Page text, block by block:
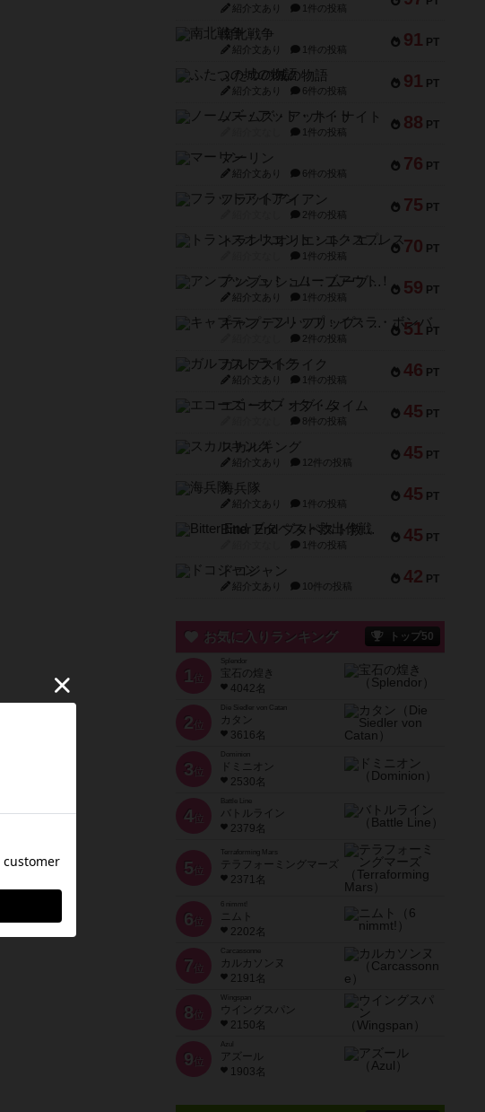
紹介文あり 1件の投稿
91 PT
南北戦争
紹介文あり 1件の投稿
91 PT
ふたつの城の物語
紹介文あり 6件の投稿
88 PT
ノームズ・アット・ナイト
1件の投稿
76 PT
マーリン
紹介文あり 6件の投稿
75 PT
フラットアイアン
2件の投稿
70 PT
トランスオリエント・エクスプレス
1件の投稿
59 PT
アンブッシュ！：ムーブアウト！
紹介文あり 1件の投稿
51 PT
キャプテン・フリップ：イスラ・ボンバ
2件の投稿
46 PT
ガルフストライク
紹介文あり 1件の投稿
45 PT
エコーズ・オブ・タイム
8件の投稿
45 PT
スカルキング
紹介文あり 12件の投稿
45 PT
海兵隊
紹介文あり 1件の投稿
45 PT
Bitter End ブタペスト救出作戦
1件の投稿
42 PT
ドコジャン
紹介文あり 10件の投稿
お気に入りランキング トップ50
1 位
宝石の煌き
4042名
2 位
Die Siedler von Catan
カタン
3616名
3 位
ドミニオン
2530名
4位
Battle Line
バトルライン
2379名
5 位
Terraforming Mars
テラフォーミングマーズ
2371名
6 位
ニムト
2202名
7 位
Carcassonne
カルカソンヌ
2191名
8 位
Wingspan
ウイングスパン
2150名
9 位
Azul
アズール
1903名